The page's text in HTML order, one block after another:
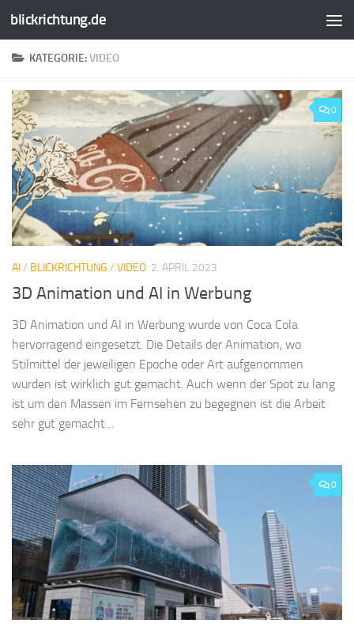
Zum Inhalt springen
blickrichtung.de
KATEGORIE:VIDEO
0
AI/ BLICKRICHTUNG / VIDEO 2. APRIL 2023
3D Animation und AI in Werbung
3D Animation und AI in Werbung wurde von Coca Cola
hervorragend eingesetzt. Die Details der Animation, wo
Stilmittel der jeweiligen Epoche oder Art aufgenommen
wurden ist wirklich gut gemacht. Auch wenn der Spot zu lang
ist um den Massen im Fernsehen zu begegnen ist die Arbeit
sehr gut gemacht…
0